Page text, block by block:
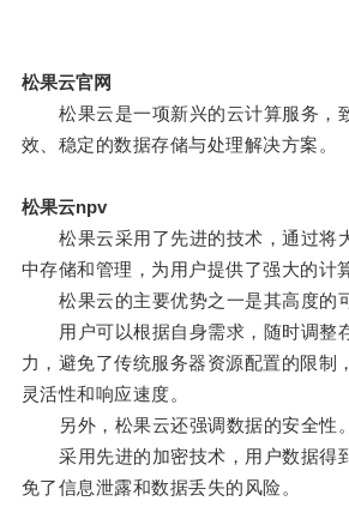
松果云官网
松果云是一项新兴的云计算服务，
效、稳定的数据存储与处理解决方案。
松果云npv
松果云采用了先进的技术，通过将
中存储和管理，为用户提供了强大的计
松果云的主要优势之一是其高度的可
用户可以根据自身需求，随时调整
力，避免了传统服务器资源配置的限制
灵活性和响应速度。
另外，松果云还强调数据的安全性。
采用先进的加密技术，用户数据得
免了信息泄露和数据丢失的风险。